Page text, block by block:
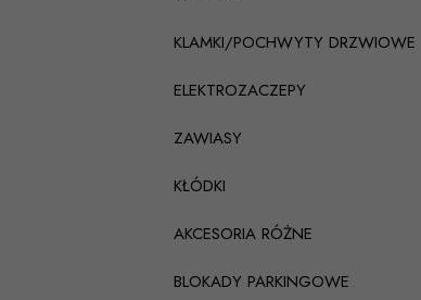
KLAMKI/POCHWYTY DRZWIOWE
ELEKTROZACZEPY
ZAWIASY
KŁÓDKI
AKCESORIA RÓŻNE
BLOKADY PARKINGOWE